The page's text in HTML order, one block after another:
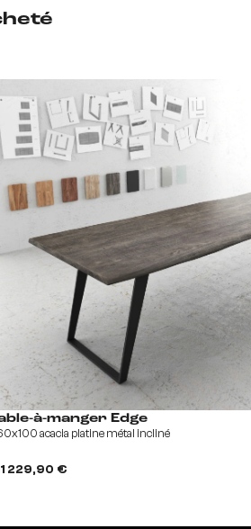
à-manger Edge
acacia platine métal incliné
1 229,90 €